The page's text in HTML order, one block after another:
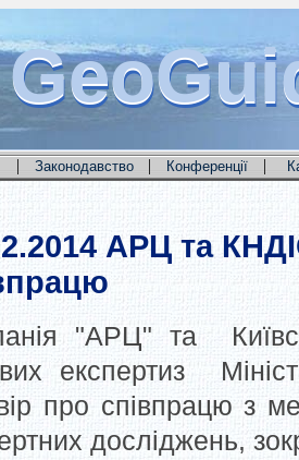
| Законодавство | Конференції |
АРЦ та
"АРЦ" та
експертиз
про співпрацю з
досліджень,